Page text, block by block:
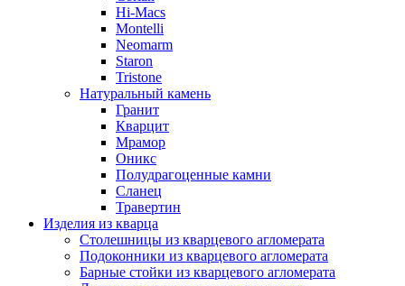
Hi-Macs
Montelli
Neomarm
Staron
Tristone
Натуральный камень
Гранит
Кварцит
Мрамор
Оникс
Полудрагоценные камни
Сланец
Травертин
Изделия из кварца
Столешницы из кварцевого агломерата
Подоконники из кварцевого агломерата
Барные стойки из кварцевого агломерата